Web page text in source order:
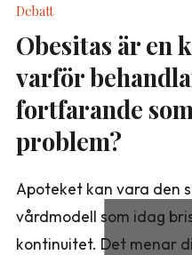
Debatt
Obesitas är en
varför
fortfarande
problem?
Apoteket kan vara den
vårdmodell som idag
kontinuitet. Det menar